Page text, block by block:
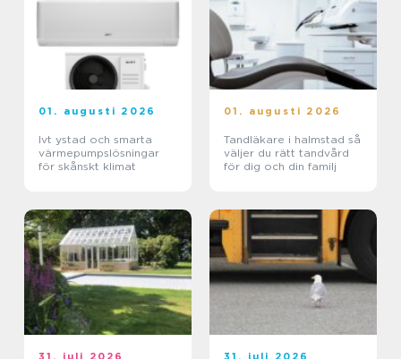
01. augusti 2026
Ivt ystad och smarta
värmepumpslösningar
för skånskt klimat
01. augusti 2026
Tandläkare i halmstad så
väljer du rätt tandvård
för dig och din familj